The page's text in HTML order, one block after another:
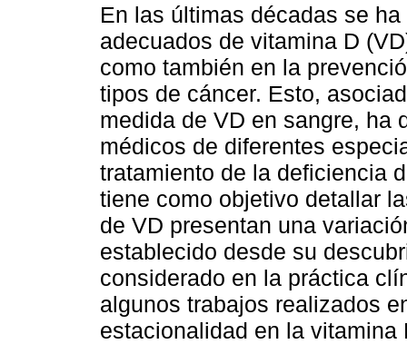
En las últimas décadas se
adecuados de vitamina D
como también en la
tipos de cáncer. Esto,
medida de VD en sangre, ha
médicos de diferentes
tratamiento de la deficiencia
tiene como objetivo detallar
de VD presentan una
establecido desde su
considerado en la práctica
algunos trabajos realizados
estacionalidad en la